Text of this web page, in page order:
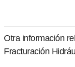
Otra información
Fracturación